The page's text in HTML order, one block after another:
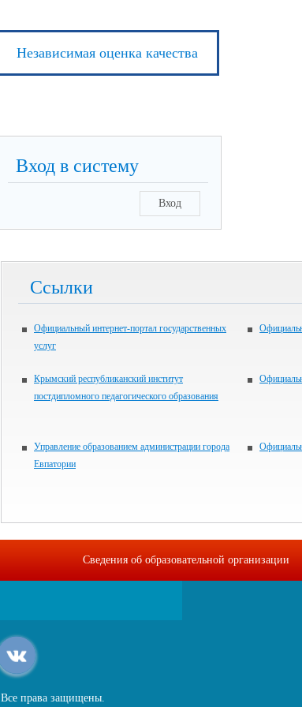
Независимая оценка качества
Вход в систему
Вход
Ссылки
Официальный интернет-портал государственных
услуг
Крымский республиканский институт
постдипломного педагогического образования
Управление образованием администрации города
Евпатории
Сведения об образовательной организации
Все права защищены.